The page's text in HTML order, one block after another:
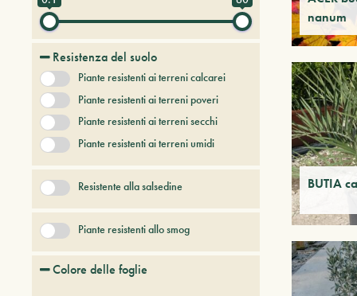
nanum
BUTIA
Alberi e arbusti persistenti
Alberi e piante del futuro
Conifere
+ Show More
Resistenza del suolo
Piante resistenti ai terreni calcarei
Piante resistenti ai terreni poveri
Piante resistenti ai terreni secchi
Piante resistenti ai terreni umidi
Resistente alla salsedine
Piante resistenti allo smog
Colore delle foglie